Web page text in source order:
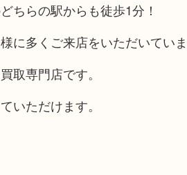
らの駅からも徒歩1分！
に多くご来店をいただいていま
取専門店です。
いただけます。